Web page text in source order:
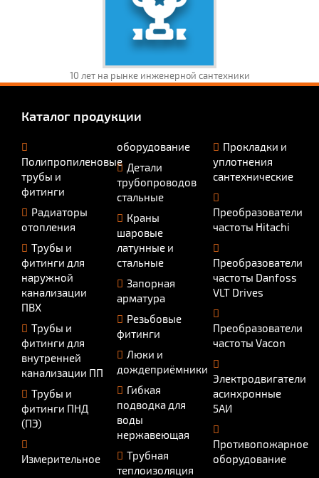
10 лет на рынке инженерной сантехники
Каталог продукции
Полипропиленовые
трубы и
фитинги
Радиаторы
отопления
Трубы и
фитинги для
наружной
канализации
ПВХ
Трубы и
фитинги для
внутренней
канализации ПП
Трубы и
фитинги ПНД
(ПЭ)
Измерительное
оборудование
Детали
трубопроводов
стальные
Краны
шаровые
латунные и
стальные
Запорная
арматура
Резьбовые
фитинги
Люки и
дождеприёмники
Гибкая
подводка для
воды
нержавеющая
Трубная
теплоизоляция
Прокладки и
уплотнения
сантехнические
Преобразователи
частоты Hitachi
Преобразователи
частоты Danfoss
VLT Drives
Преобразователи
частоты Vacon
Электродвигатели
асинхронные
5АИ
Противопожарное
оборудование